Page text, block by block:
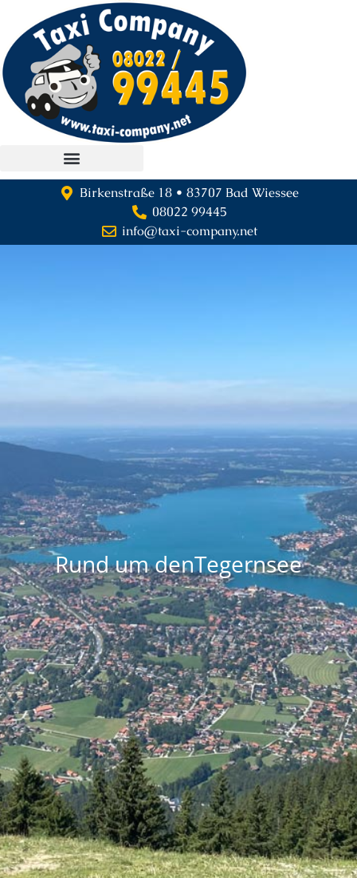
Birkenstraße 18 • 83707 Bad Wiessee
08022 99445
info@taxi-company.net
Rund um denTegernsee